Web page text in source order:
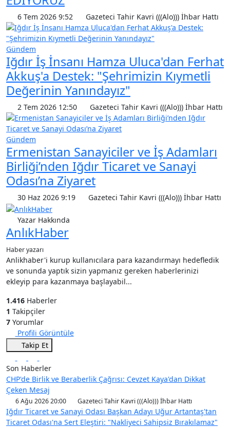
6 Tem 2026 9:52 Gazeteci Tahir Kavri (((Alo))) İhbar Hattı
Gündem
Iğdır İş İnsanı Hamza Uluca'dan Ferhat
Akkuş'a Destek: "Şehrimizin Kıymetli
Değerinin Yanındayız"
2 Tem 2026 12:50 Gazeteci Tahir Kavri (((Alo))) İhbar Hattı
Gündem
Ermenistan Sanayiciler ve İş Adamları
Birliği’nden Iğdır Ticaret ve Sanayi
Odası’na Ziyaret
30 Haz 2026 9:19 Gazeteci Tahir Kavri (((Alo))) İhbar Hattı
Yazar Hakkında
AnlıkHaber
Haber yazarı
Anlikhaber'i kurup kullanıcılara para kazandırmayı hedefledik
ve sonunda yaptık sizin yapmanız gereken haberlerinizi
ekleyip para kazanmaya başlayabil...
1.416 Haberler
1 Takipçiler
7 Yorumlar
Profili Görüntüle
Takip Et
Son Haberler
CHP'de Birlik ve Beraberlik Çağrısı: Cevzet Kaya'dan Dikkat
Çeken Mesaj
6 Ağu 2026 20:00 Gazeteci Tahir Kavri (((Alo))) İhbar Hattı
Iğdır Ticaret ve Sanayi Odası Başkan Adayı Uğur Artantaş'tan
Ticaret Odası'na Sert Eleştiri: "Nakliyeci Sahipsiz Bırakılamaz"